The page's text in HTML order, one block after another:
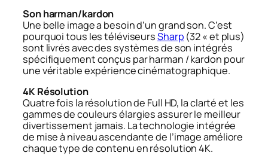
Son harman/kardon
Une belle image a besoin d’un grand son. C’est
pourquoi tous les téléviseursSharp (32 « et plus)
sont livrés avec des systèmes de son intégrés
spécifiquement conçus par harman / kardon pour
une véritable expérience cinématographique.
4K Résolution
Quatre fois la résolution de Full HD, la clarté et les
gammes de couleurs élargies assurer le meilleur
divertissement jamais. La technologie intégrée
de mise à niveau ascendante de l’image améliore
chaque type de contenu en résolution 4K.